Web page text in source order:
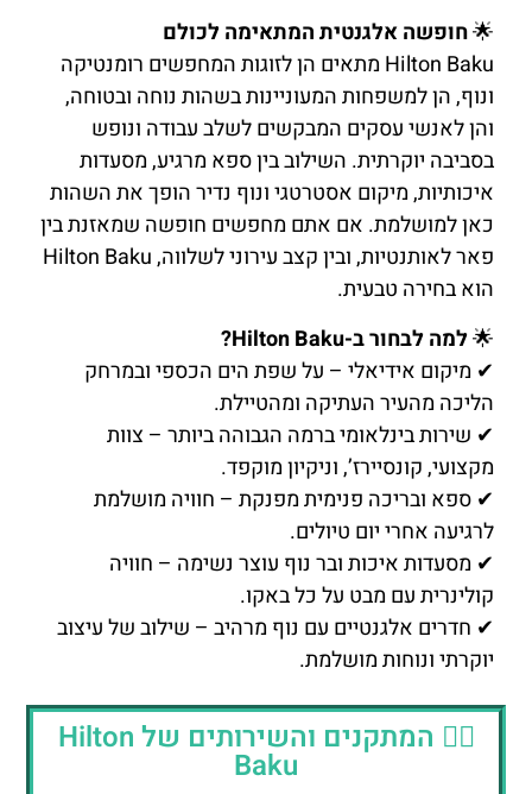
כאן למושלמת. אם אתם מחפשים חופשה שמאזנת בין
פאר לאותנטיות, ובין קצב עירוני לשלווה, Hilton Baku
הוא בחירה טבעית.
🌟למה לבחור ב-Hilton Baku?
✔ מיקום אידיאלי – על שפת הים הכספי ובמרחק
הליכה מהעיר העתיקה ומהטיילת.
✔ שירות בינלאומי ברמה הגבוהה ביותר – צוות
מקצועי, קונסיירז’, וניקיון מוקפד.
לרגיעה אחרי יום טיולים.
✔ מסעדות איכות ובר נוף עוצר נשימה – חוויה
קולינרית עם מבט על כל באקו.
✔ חדרים אלגנטיים עם נוף מרהיב – שילוב של עיצוב
יוקרתי ונוחות מושלמת.
🏊‍♂️ המתקנים והשירותים של Hilton
Baku